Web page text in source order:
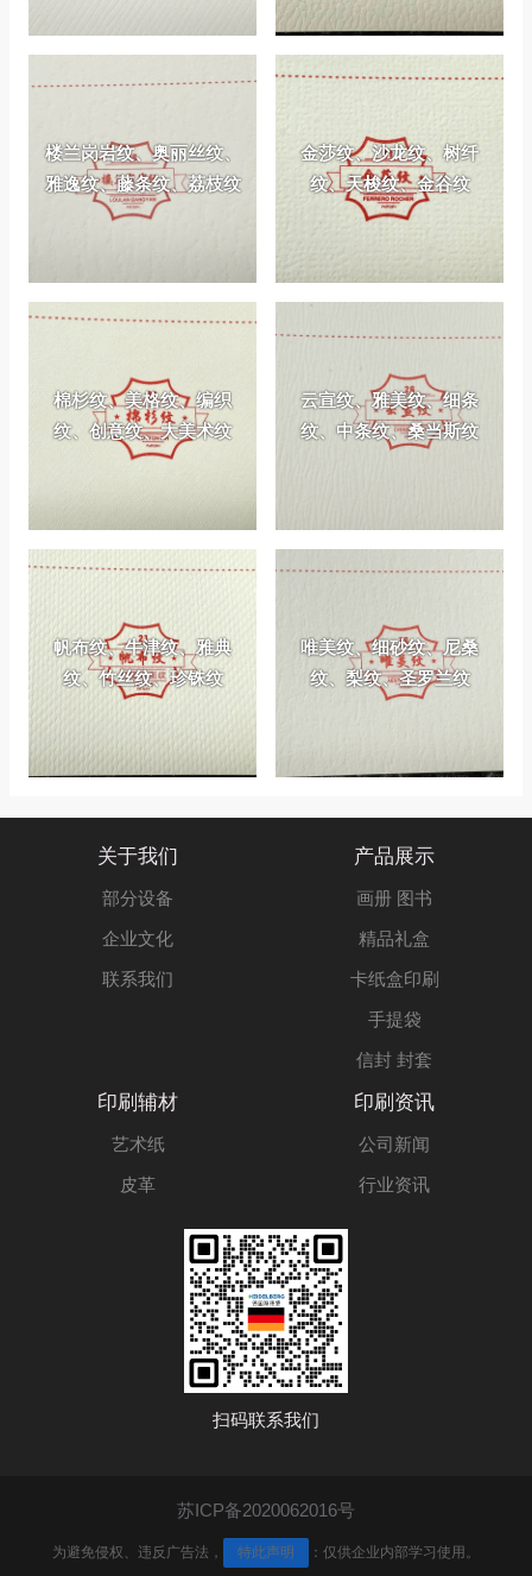
楼兰岗岩纹、奥丽丝纹、
雅逸纹、藤条纹、荔枝纹
金莎纹、沙龙纹、树纤
纹、天梭纹、金谷纹
棉杉纹、美格纹、编织
纹、创意纹、大美术纹
云宣纹、雅美纹、细条
纹、中条纹、桑当斯纹
帆布纹、牛津纹、雅典
纹、竹丝纹、珍铢纹
唯美纹、细砂纹、尼桑
纹、梨纹、圣罗兰纹
关于我们
部分设备
企业文化
联系我们
产品展示
画册 图书
精品礼盒
卡纸盒印刷
手提袋
信封 封套
印刷辅材
艺术纸
皮革
印刷资讯
公司新闻
行业资讯
扫码联系我们
苏ICP备2020062016号
为避免侵权、违反广告法， 特此声明 ：仅供企业内部学习使用。